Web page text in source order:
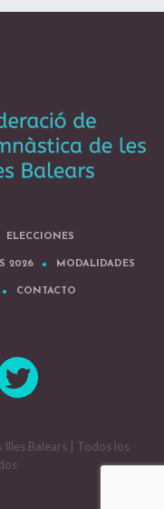
ELECCIONES
2026 MODALIDADES
CONTACTO
Balears | Todos los